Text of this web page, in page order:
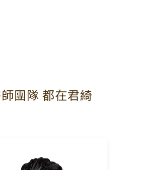
團隊 都在君綺